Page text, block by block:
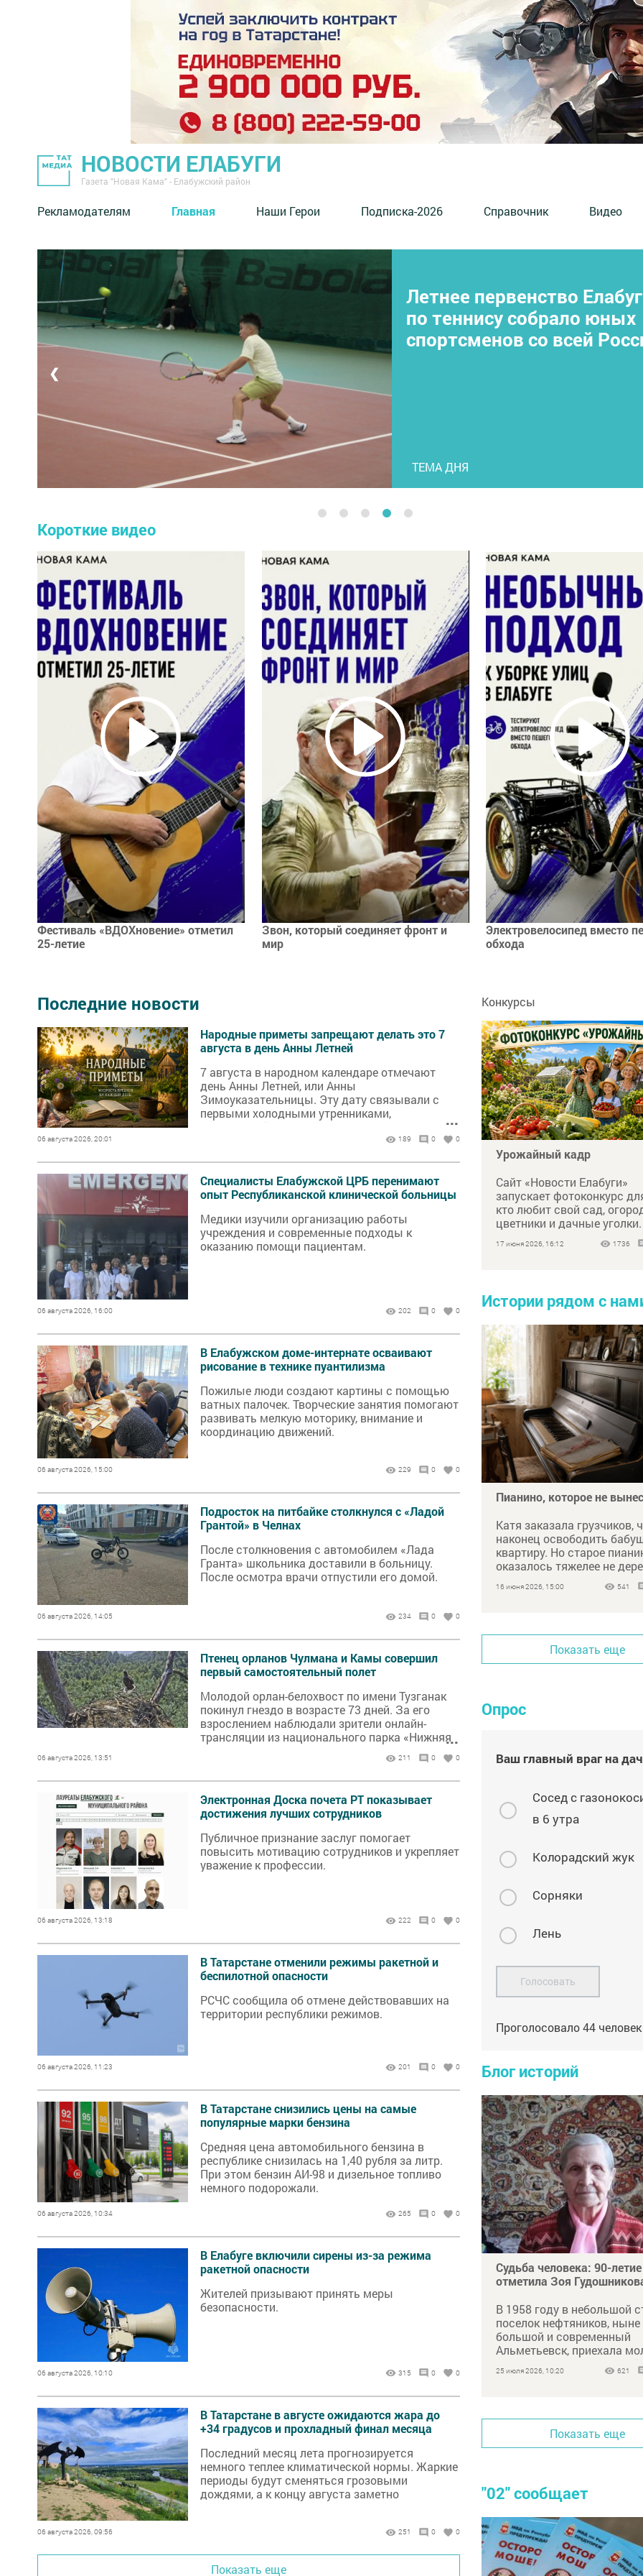
НОВОСТИ ЕЛАБУГИ
Газета "Новая Кама" - Елабужский район
Рекламодателям Главная Наши Герои Подписка-2026 Справочник Видео
Летнее первенство
по теннису собрало юных
спортсменов со всей
ТЕМА ДНЯ
❮
Короткие видео
Фестиваль «ВДОХновение» отметил
25-летие
Звон, который соединяет фронт и
мир
Электровелосипед вместо
обхода
Последние новости
Народные приметы запрещают делать это 7
августа в день Анны Летней
7 августа в народном календаре отмечают
день Анны Летней, или Анны
Зимоуказательницы. Эту дату связывали с
первыми холодными утренниками,
подготовкой к осени и приметами на будущую...
06 августа 2026, 20:01 189 0 0
Специалисты Елабужской ЦРБ перенимают
опыт Республиканской клинической больницы
Медики изучили организацию работы
учреждения и современные подходы к
оказанию помощи пациентам.
06 августа 2026, 16:00 202 0 0
В Елабужском доме-интернате осваивают
рисование в технике пуантилизма
Пожилые люди создают картины с помощью
ватных палочек. Творческие занятия помогают
развивать мелкую моторику, внимание и
координацию движений.
06 августа 2026, 15:00 229 0 0
Подросток на питбайке столкнулся с «Ладой
Грантой» в Челнах
После столкновения с автомобилем «Лада
Гранта» школьника доставили в больницу.
После осмотра врачи отпустили его домой.
06 августа 2026, 14:05 234 0 0
Птенец орланов Чулмана и Камы совершил
первый самостоятельный полет
Молодой орлан-белохвост по имени Тузганак
покинул гнездо в возрасте 73 дней. За его
взрослением наблюдали зрители онлайн-
трансляции из национального парка «Нижняя...
06 августа 2026, 13:51 211 0 0
Электронная Доска почета РТ показывает
достижения лучших сотрудников
Публичное признание заслуг помогает
повысить мотивацию сотрудников и укрепляет
уважение к профессии.
06 августа 2026, 13:18 222 0 0
В Татарстане отменили режимы ракетной и
беспилотной опасности
РСЧС сообщила об отмене действовавших на
территории республики режимов.
06 августа 2026, 11:23 201 0 0
В Татарстане снизились цены на самые
популярные марки бензина
Средняя цена автомобильного бензина в
республике снизилась на 1,40 рубля за литр.
При этом бензин АИ-98 и дизельное топливо
немного подорожали.
06 августа 2026, 10:34 265 0 0
В Елабуге включили сирены из-за режима
ракетной опасности
Жителей призывают принять меры
безопасности.
06 августа 2026, 10:10 315 0 0
В Татарстане в августе ожидаются жара до
+34 градусов и прохладный финал месяца
Последний месяц лета прогнозируется
немного теплее климатической нормы. Жаркие
периоды будут сменяться грозовыми
дождями, а к концу августа заметно
06 августа 2026, 09:56 251 0 0
Показать еще
Конкурсы
Урожайный кадр
Сайт «Новости Елабуги»
запускает фотоконкурс
кто любит свой сад,
цветники и дачные уголки.
Покажите, чем вы
этим летом, и примите
17 июня 2026, 16:12 1736
Истории рядом с
Пианино, которое не
Катя заказала грузчиков,
наконец освободить
квартиру. Но старое
оказалось тяжелее не
чугуном, а тем, что
внутри.
16 июня 2026, 15:00 541
Показать еще
Блог историй
Судьба человека: 90-летие
отметила Зоя
В 1958 году в небольшой
поселок нефтяников,
большой и современный
Альметьевск, приехала
специалист лесного
Зоя Петровна
25 июля 2026, 10:20 621
Показать еще
Опрос
Ваш главный враг на
Сосед с
в 6 утра
Колорадский жук
Сорняки
Лень
Голосовать
Проголосовало44 человек
"02" сообщает